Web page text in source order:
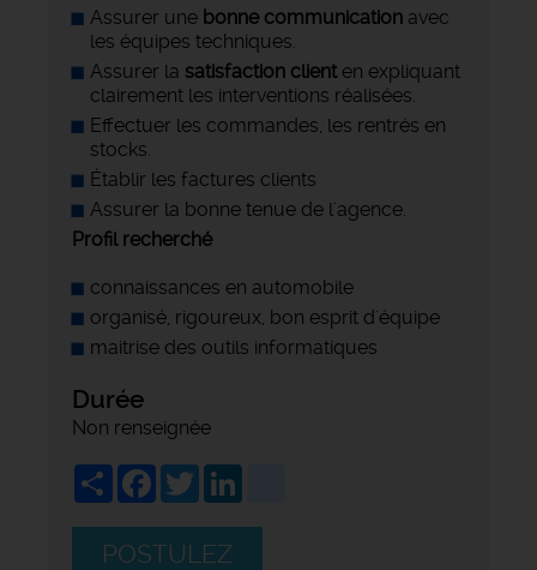
Assurer une bonne communication avec
les équipes techniques.
Assurer la satisfaction clienten expliquant
clairement les interventions réalisées.
Effectuer les commandes, les rentrés en
stocks.
Établir les factures clients
Assurer la bonne tenue de l'agence.
Profil recherché
connaissances en automobile
organisé, rigoureux, bon esprit d'équipe
maitrise des outils informatiques
Durée
Non renseignée
ShareFacebook
Twitter
POSTULEZ